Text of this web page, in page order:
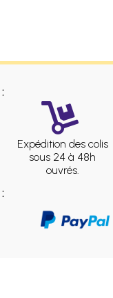
Expédition des colis
sous 24 à 48h
ouvrés.